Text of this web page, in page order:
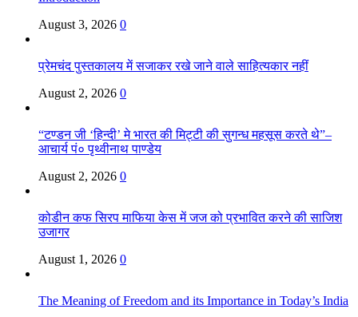
August 3, 2026 0
प्रेमचंद पुस्तकालय में सजाकर रखे जाने वाले साहित्यकार नहीं
August 2, 2026 0
“टण्डन जी ‘हिन्दी’ मे भारत की मिट्टी की सुगन्ध महसूस करते थे”–
आचार्य पं० पृथ्वीनाथ पाण्डेय
August 2, 2026 0
कोडीन कफ सिरप माफिया केस में जज को प्रभावित करने की साजिश
उजागर
August 1, 2026 0
The Meaning of Freedom and its Importance in Today’s India